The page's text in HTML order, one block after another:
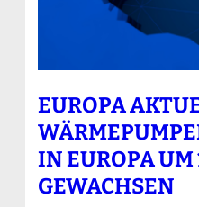
EUROPA
IN EUROPA UM
GEWACHSEN